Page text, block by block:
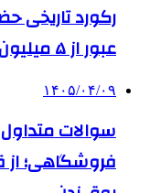
رکورد تاریخی
عبور از ۵ میلیون نفر!
۱۴۰۵/۰۴/۰۹
سوالات
فروشگاهی؛